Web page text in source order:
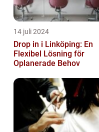
14 juli 2024
Drop in i Linköping: En
Flexibel Lösning för
Oplanerade Behov